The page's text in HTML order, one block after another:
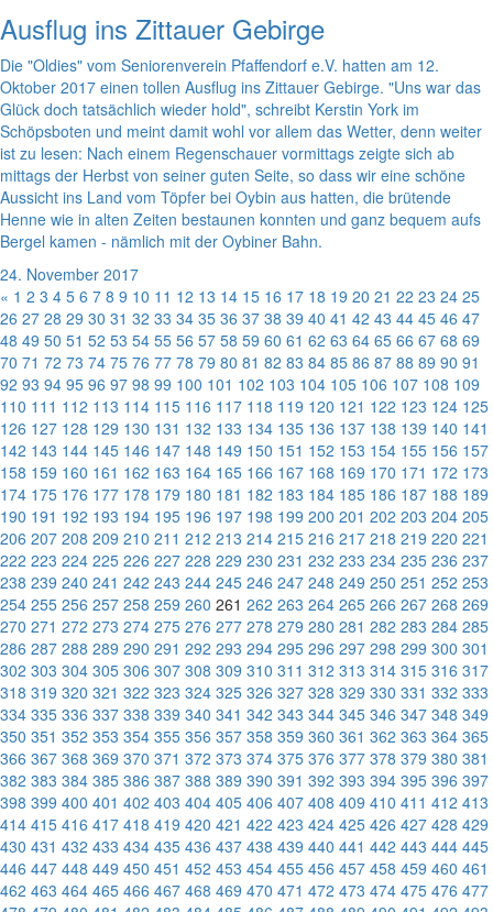
Ausflug ins Zittauer Gebirge
Die "Oldies" vom Seniorenverein Pfaffendorf e.V. hatten am 12.
Oktober 2017 einen tollen Ausflug ins Zittauer Gebirge. "Uns war das
Glück doch tatsächlich wieder hold", schreibt Kerstin York im
Schöpsboten und meint damit wohl vor allem das Wetter, denn weiter
ist zu lesen: Nach einem Regenschauer vormittags zeigte sich ab
mittags der Herbst von seiner guten Seite, so dass wir eine schöne
Aussicht ins Land vom Töpfer bei Oybin aus hatten, die brütende
Henne wie in alten Zeiten bestaunen konnten und ganz bequem aufs
Bergel kamen - nämlich mit der Oybiner Bahn.
24. November 2017
« 1 2 3 4 5 6 7 8 9 10 11 12 13 14 15 16 17 18 19 20 21 22 23 24 25
26 27 28 29 30 31 32 33 34 35 36 37 38 39 40 41 42 43 44 45 46 47
48 49 50 51 52 53 54 55 56 57 58 59 60 61 62 63 64 65 66 67 68 69
70 71 72 73 74 75 76 77 78 79 80 81 82 83 84 85 86 87 88 89 90 91
92 93 94 95 96 97 98 99 100 101 102 103 104 105 106 107 108 109
110 111 112 113 114 115 116 117 118 119 120 121 122 123 124 125
126 127 128 129 130 131 132 133 134 135 136 137 138 139 140 141
142 143 144 145 146 147 148 149 150 151 152 153 154 155 156 157
158 159 160 161 162 163 164 165 166 167 168 169 170 171 172 173
174 175 176 177 178 179 180 181 182 183 184 185 186 187 188 189
190 191 192 193 194 195 196 197 198 199 200 201 202 203 204 205
206 207 208 209 210 211 212 213 214 215 216 217 218 219 220 221
222 223 224 225 226 227 228 229 230 231 232 233 234 235 236 237
238 239 240 241 242 243 244 245 246 247 248 249 250 251 252 253
254 255 256 257 258 259 260 261 262 263 264 265 266 267 268 269
270 271 272 273 274 275 276 277 278 279 280 281 282 283 284 285
286 287 288 289 290 291 292 293 294 295 296 297 298 299 300 301
302 303 304 305 306 307 308 309 310 311 312 313 314 315 316 317
318 319 320 321 322 323 324 325 326 327 328 329 330 331 332 333
334 335 336 337 338 339 340 341 342 343 344 345 346 347 348 349
350 351 352 353 354 355 356 357 358 359 360 361 362 363 364 365
366 367 368 369 370 371 372 373 374 375 376 377 378 379 380 381
382 383 384 385 386 387 388 389 390 391 392 393 394 395 396 397
398 399 400 401 402 403 404 405 406 407 408 409 410 411 412 413
414 415 416 417 418 419 420 421 422 423 424 425 426 427 428 429
430 431 432 433 434 435 436 437 438 439 440 441 442 443 444 445
446 447 448 449 450 451 452 453 454 455 456 457 458 459 460 461
462 463 464 465 466 467 468 469 470 471 472 473 474 475 476 477